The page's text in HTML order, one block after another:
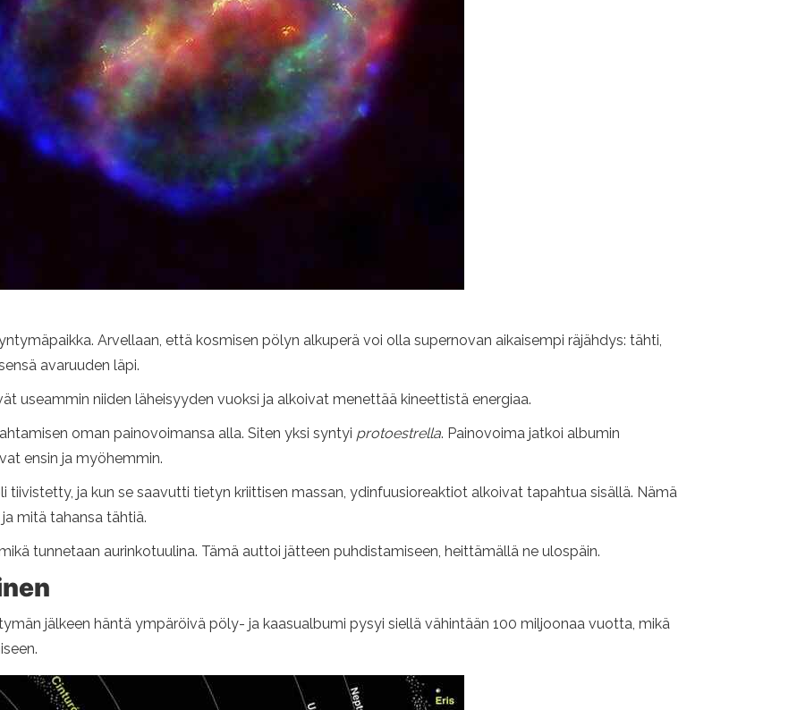
Arvellaan, että kosmisen pölyn alkuperä voi olla supernovan aikaisempi räjähdys: tähti,
avaruuden läpi.
useammin niiden läheisyyden vuoksi ja alkoivat menettää kineettistä energiaa.
oman painovoimansa alla. Siten yksi syntyi protoestrella. Painovoima jatkoi albumin
ensin ja myöhemmin.
tiivistetty, ja kun se saavutti tietyn kriittisen massan, ydinfuusioreaktiot alkoivat tapahtua sisällä. Nämä
mitä tahansa tähtiä.
tunnetaan aurinkotuulina. Tämä auttoi jätteen puhdistamiseen, heittämällä ne ulospäin.
jälkeen häntä ympäröivä pöly- ja kaasualbumi pysyi siellä vähintään 100 miljoonaa vuotta, mikä